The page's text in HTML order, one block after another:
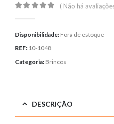
( Não há
Disponibilidade: Fora de estoque
REF: 10-1048
Categoria: Brincos
DESCRIÇÃO